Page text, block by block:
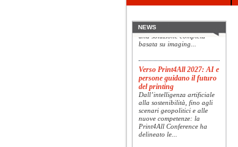
NEWS
presenta Specim RETEX,
una soluzione completa
basata su imaging...
Verso Print4All 2027: AI e
persone guidano il futuro
del printing
Dall’intelligenza artificiale
alla sostenibilità, fino agli
scenari geopolitici e alle
nuove competenze: la
Print4All Conference ha
delineato le...